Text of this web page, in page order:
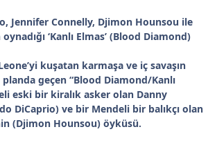
Jennifer Connelly, Djimon Hounsou ile
‘Kanlı Elmas’ (Blood Diamond)
kuşatan karmaşa ve iç savaşın
geçen “Blood Diamond/Kanlı
eski bir kiralık asker olan Danny
DiCaprio) ve bir Mendeli bir balıkçı olan
(Djimon Hounsou) öyküsü.